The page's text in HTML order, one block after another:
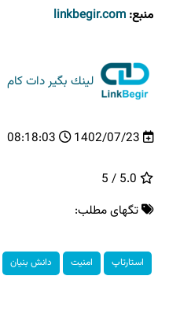
منبع: linkbegir.com
لینك بگیر دات كام
1402/07/23
08:18:03
تگهای مطلب:
استارتاپ امنیت دانش بنیان